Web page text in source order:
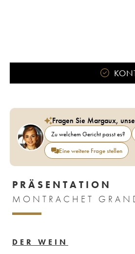
Fragen Sie Margaux,
Zu welchem Gericht passt es?
Eine weitere Frage stellen
PRÄSENTATION
DER WEIN